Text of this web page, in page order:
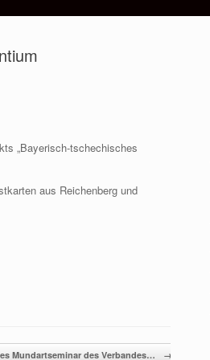
„Bayerisch-tschechisches
aus Reichenberg und
Mundartseminar des Verbandes… →